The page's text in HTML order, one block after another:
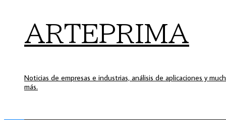
ARTEPRIMA
Noticias de empresas e industrias, análisis de aplicaciones y
más.